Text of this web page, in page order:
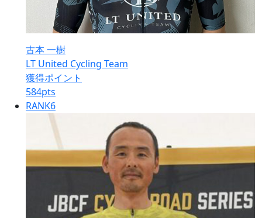
古本 一樹
LT United Cycling Team
獲得ポイント
584pts
RANK6